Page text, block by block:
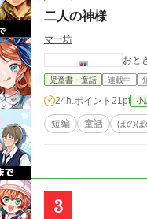
二人の神様
マー坊
おと
児童書・童話 連載中
24h.ポイント 21pt 小
短編 童話 ほの
3